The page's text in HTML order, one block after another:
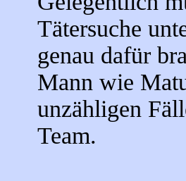
Tätersuche
genau dafür
Mann wie
unzähligen
Team.